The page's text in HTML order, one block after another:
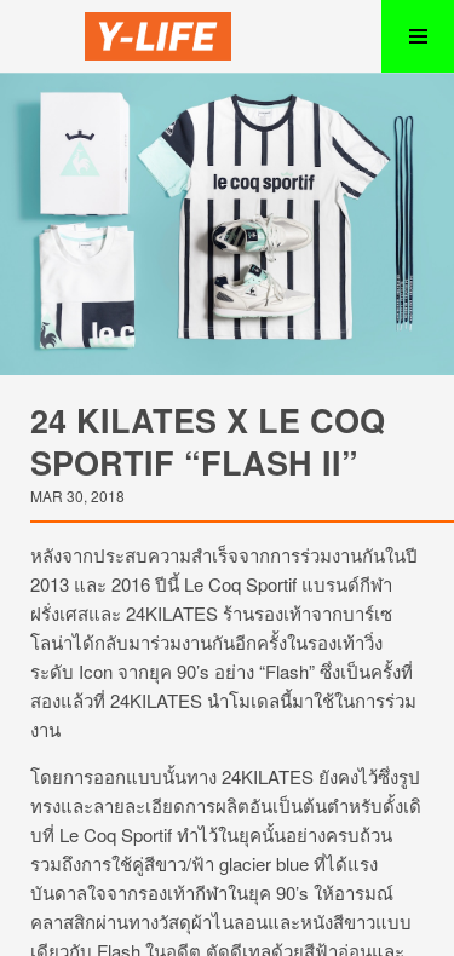
24 KILATES X LE COQ
SPORTIF “FLASH II”
MAR 30, 2018
หลังจากประสบความสำเร็จจากการร่วมงานกันในปี
2013 และ 2016 ปีนี้ Le Coq Sportif แบรนด์กีฬา
ฝรั่งเศสและ 24KILATES ร้านรองเท้าจากบาร์เซ
โลน่าได้กลับมาร่วมงานกันอีกครั้งในรองเท้าวิ่ง
ระดับ Icon จากยุค 90’s อย่าง “Flash” ซึ่งเป็นครั้งที่
สองแล้วที่ 24KILATES นำโมเดลนี้มาใช้ในการร่วม
งาน
โดยการออกแบบนั้นทาง 24KILATES ยังคงไว้ซึ่งรูป
ทรงและลายละเอียดการผลิตอันเป็นต้นตำหรับดั้งเดิ
บที่ Le Coq Sportif ทำไว้ในยุคนั้นอย่างครบถ้วน
รวมถึงการใช้คู่สีขาว/ฟ้า glacier blue ที่ได้แรง
บันดาลใจจากรองเท้ากีฬาในยุค 90’s ให้อารมณ์
คลาสสิกผ่านทางวัสดุผ้าไนลอนและหนังสีขาวแบบ
เดียวกับ Flash ในอดีต ตัดดีเทลด้วยสีฟ้าอ่อนและ